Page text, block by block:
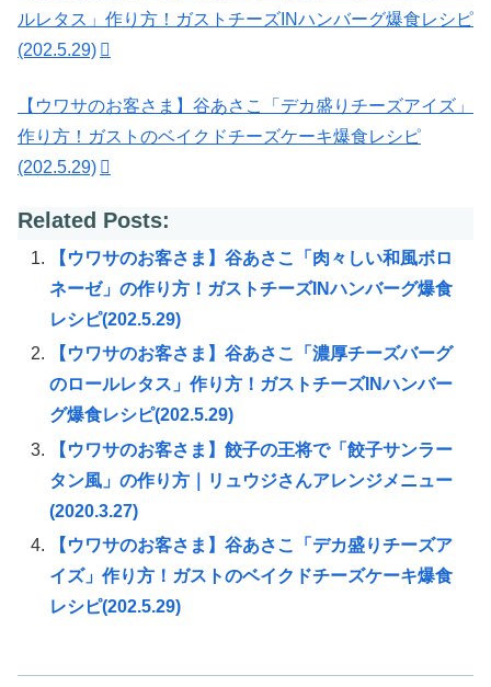
ルレタス」作り方！ガストチーズINハンバーグ爆食レシピ
(202.5.29)
【ウワサのお客さま】谷あさこ「デカ盛りチーズアイズ」
作り方！ガストのベイクドチーズケーキ爆食レシピ
(202.5.29)
Related Posts:
【ウワサのお客さま】谷あさこ「肉々しい和風ボロ
ネーゼ」の作り方！ガストチーズINハンバーグ爆食
レシピ(202.5.29)
【ウワサのお客さま】谷あさこ「濃厚チーズバーグ
のロールレタス」作り方！ガストチーズINハンバー
グ爆食レシピ(202.5.29)
【ウワサのお客さま】餃子の王将で「餃子サンラー
タン風」の作り方｜リュウジさんアレンジメニュー
(2020.3.27)
【ウワサのお客さま】谷あさこ「デカ盛りチーズア
イズ」作り方！ガストのベイクドチーズケーキ爆食
レシピ(202.5.29)